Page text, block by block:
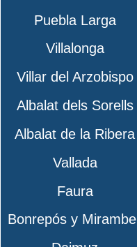
Puebla Larga
Villalonga
Villar del Arzobispo
Albalat dels Sorells
Albalat de la Ribera
Vallada
Faura
Bonrepós y Mirambell